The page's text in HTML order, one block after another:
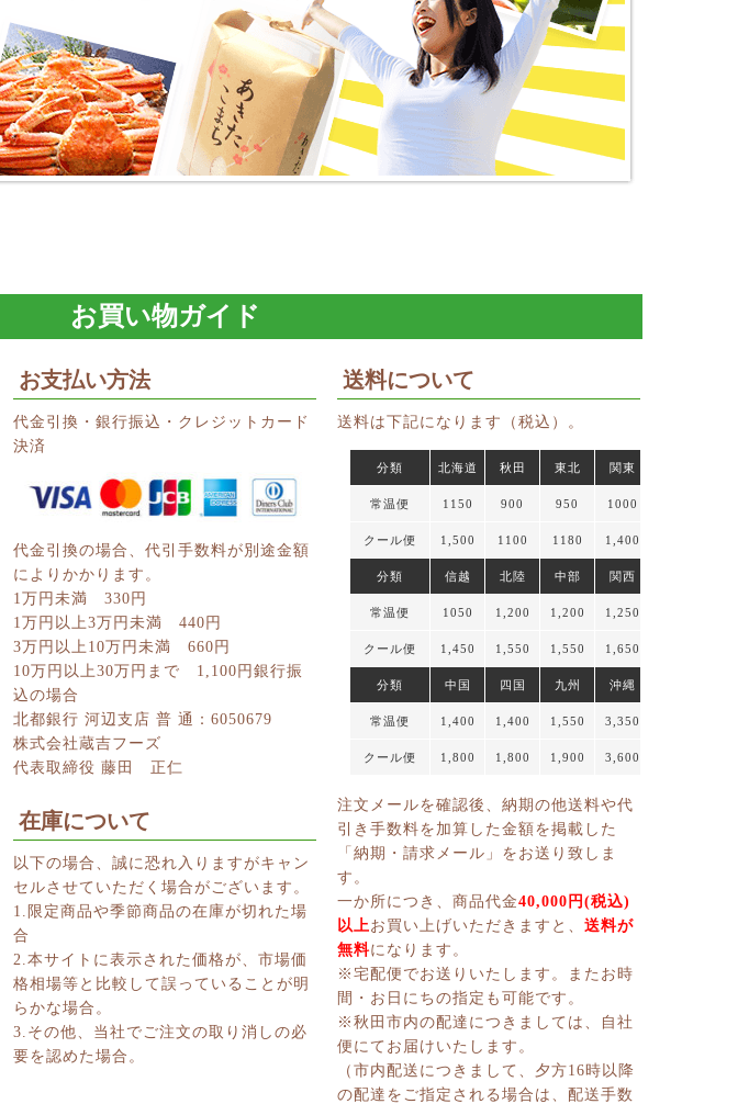
お買い物ガイド
お支払い方法
代金引換・銀行振込・クレジットカード
決済
代金引換の場合、代引手数料が別途金額
によりかかります。
1万円未満 330円
1万円以上3万円未満 440円
3万円以上10万円未満 660円
10万円以上30万円まで 1,100円銀行振
込の場合
北都銀行 河辺支店 普 通：6050679
株式会社蔵吉フーズ
代表取締役 藤田 正仁
在庫について
以下の場合、誠に恐れ入りますがキャン
セルさせていただく場合がございます。
1.限定商品や季節商品の在庫が切れた場
合
2.本サイトに表示された価格が、市場価
格相場等と比較して誤っていることが明
らかな場合。
3.その他、当社でご注文の取り消しの必
要を認めた場合。
送料について
送料は下記になります（税込）。
分類 北海道 秋田 東北 関東
常温便 1150 900 950 1000
クール便 1,500 1100 1180 1,400
分類 信越 北陸 中部 関西
常温便 1050 1,200 1,200 1,250
クール便 1,450 1,550 1,550 1,650
分類 中国 四国 九州 沖縄
常温便 1,400 1,400 1,550 3,350
クール便 1,800 1,800 1,900 3,600
注文メールを確認後、納期の他送料や代
引き手数料を加算した金額を掲載した
「納期・請求メール」をお送り致しま
す。
一か所につき、商品代金40,000円(税込)
以上 お買い上げいただきますと、 送料が
無料になります。
※宅配便でお送りいたします。またお時
間・お日にちの指定も可能です。
※秋田市内の配達につきましては、自社
便にてお届けいたします。
（市内配送につきまして、夕方16時以降
の配達をご指定される場合は、配送手数